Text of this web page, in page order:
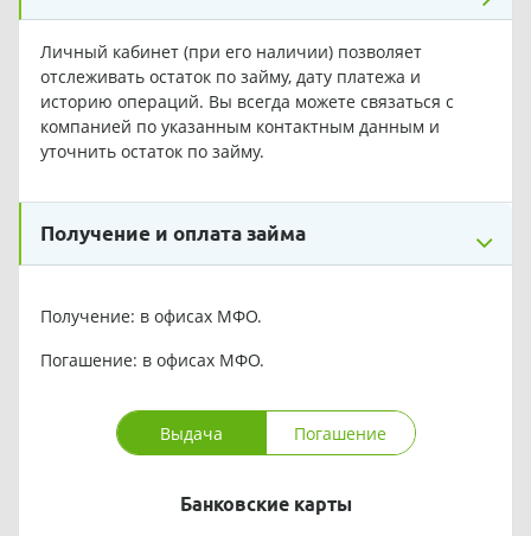
Личный кабинет (при его наличии) позволяет
отслеживать остаток по займу, дату платежа и
историю операций. Вы всегда можете связаться с
компанией по указанным контактным данным и
уточнить остаток по займу.
Получение и оплата займа
Получение: в офисах МФО.
Погашение: в офисах МФО.
Выдача Погашение
Банковские карты